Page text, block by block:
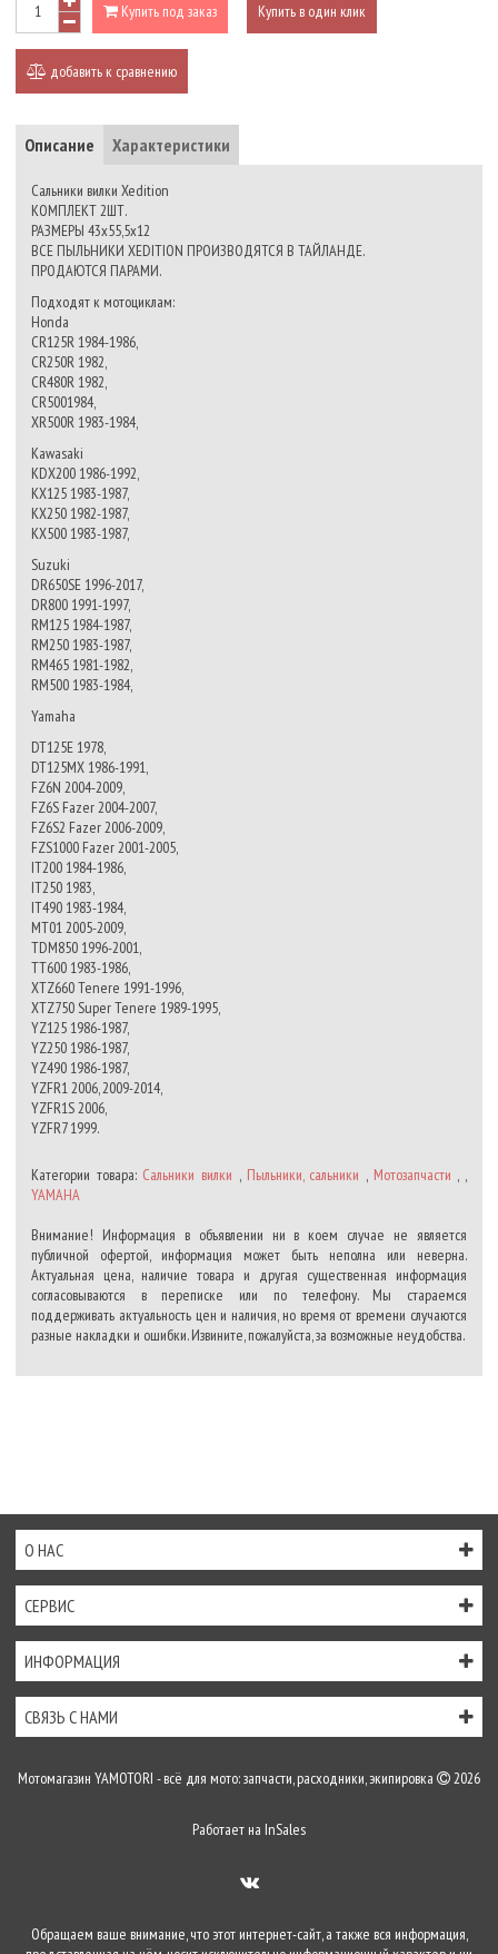
Купить под заказ Купить в один клик
добавить к сравнению
Описание Характеристики
Сальники вилки Xedition
КОМПЛЕКТ 2ШТ.
РАЗМЕРЫ 43x55,5x12
ВСЕ ПЫЛЬНИКИ XEDITION ПРОИЗВОДЯТСЯ В ТАЙЛАНДЕ.
ПРОДАЮТСЯ ПАРАМИ.
Подходят к мотоциклам:
Honda
CR125R 1984-1986,
CR250R 1982,
CR480R 1982,
CR5001984,
XR500R 1983-1984,
Kawasaki
KDX200 1986-1992,
KX125 1983-1987,
KX250 1982-1987,
KX500 1983-1987,
Suzuki
DR650SE 1996-2017,
DR800 1991-1997,
RM125 1984-1987,
RM250 1983-1987,
RM465 1981-1982,
RM500 1983-1984,
Yamaha
DT125E 1978,
DT125MX 1986-1991,
FZ6N 2004-2009,
FZ6S Fazer 2004-2007,
FZ6S2 Fazer 2006-2009,
FZS1000 Fazer 2001-2005,
IT200 1984-1986,
IT250 1983,
IT490 1983-1984,
MT01 2005-2009,
TDM850 1996-2001,
TT600 1983-1986,
XTZ660 Tenere 1991-1996,
XTZ750 Super Tenere 1989-1995,
YZ125 1986-1987,
YZ250 1986-1987,
YZ490 1986-1987,
YZFR1 2006, 2009-2014,
YZFR1S 2006,
YZFR7 1999.
Категории товара: Сальники вилки , Пыльники, сальники , Мотозапчасти , ,
YAMAHA
Внимание! Информация в объявлении ни в коем случае не является
публичной офертой, информация может быть неполна или неверна.
Актуальная цена, наличие товара и другая существенная информация
согласовываются в переписке или по телефону. Мы стараемся
поддерживать актуальность цен и наличия, но время от времени случаются
разные накладки и ошибки. Извините, пожалуйста, за возможные неудобства.
О НАС
СЕРВИС
ИНФОРМАЦИЯ
СВЯЗЬ С НАМИ
Мотомагазин YAMOTORI - всё для мото: запчасти, расходники, экипировка 2026
Работает на InSales
Обращаем ваше внимание, что этот интернет-сайт, а также вся информация,